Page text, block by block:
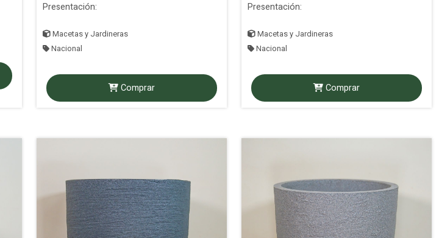
Presentación:
Macetas y Jardineras
Nacional
Comprar
Presentación:
Macetas y Jardineras
Nacional
Comprar